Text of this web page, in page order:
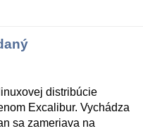
distribúcie
Excalibur. Vychádza
sa zameriava na